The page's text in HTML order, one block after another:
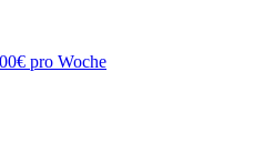
pro Woche